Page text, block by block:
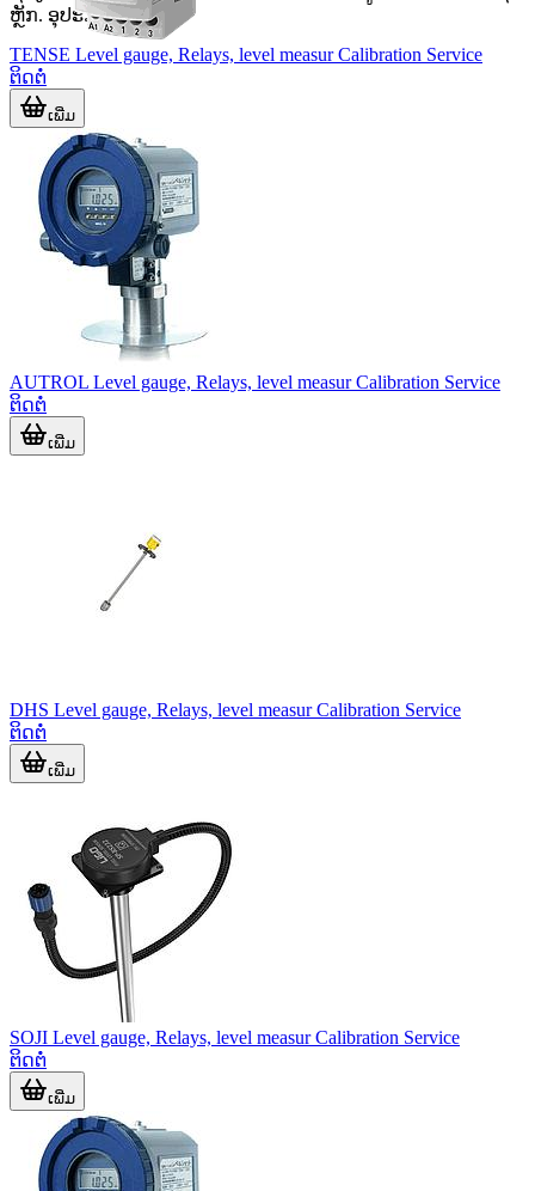
ຫຼັກ. ອຸປະກ
TENSE Level gauge, Relays, level measur Calibration Service
ຕິດຕໍ່
ເພີ່ມ
AUTROL Level gauge, Relays, level measur Calibration Service
ຕິດຕໍ່
ເພີ່ມ
DHS Level gauge, Relays, level measur Calibration Service
ຕິດຕໍ່
ເພີ່ມ
SOJI Level gauge, Relays, level measur Calibration Service
ຕິດຕໍ່
ເພີ່ມ